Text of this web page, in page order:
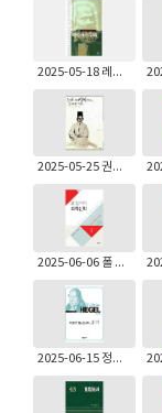
2025-05-18 레셰크 코와코프스키: 마르크스주의의 주요 흐름 2 ─ 황금시대
2025-05-25 권내현: 노비에서 양반으로, 그 머나먼 여정
2025-06-06 폴 틸리히: 조직신학 1 - 이성과 계시, 존재와 하나님에 관하여
2025-06-15 정미라: 헤겔의 <정신현상학> 읽기